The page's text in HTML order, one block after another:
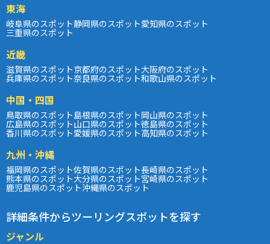
東海
岐阜県のスポット静岡県のスポット愛知県のスポット
三重県のスポット
近畿
滋賀県のスポット京都府のスポット大阪府のスポット
兵庫県のスポット奈良県のスポット和歌山県のスポット
中国・四国
鳥取県のスポット島根県のスポット岡山県のスポット
広島県のスポット山口県のスポット徳島県のスポット
香川県のスポット愛媛県のスポット高知県のスポット
九州・沖縄
福岡県のスポット佐賀県のスポット長崎県のスポット
熊本県のスポット大分県のスポット宮崎県のスポット
鹿児島県のスポット沖縄県のスポット
詳細条件からツーリングスポットを探す
ジャンル